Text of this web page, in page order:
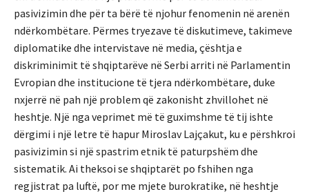
pasivizimin dhe për ta bërë të njohur fenomenin në arenën
ndërkombëtare. Përmes tryezave të diskutimeve, takimeve
diplomatike dhe intervistave në media, çështja e
diskriminimit të shqiptarëve në Serbi arriti në Parlamentin
Evropian dhe institucione të tjera ndërkombëtare, duke
nxjerrë në pah një problem që zakonisht zhvillohet në
heshtje. Një nga veprimet më të guximshme të tij ishte
dërgimi i një letre të hapur Miroslav Lajçakut, ku e përshkroi
pasivizimin si një spastrim etnik të paturpshëm dhe
sistematik. Ai theksoi se shqiptarët po fshihen nga
regjistrat pa luftë, por me mjete burokratike, në heshtje